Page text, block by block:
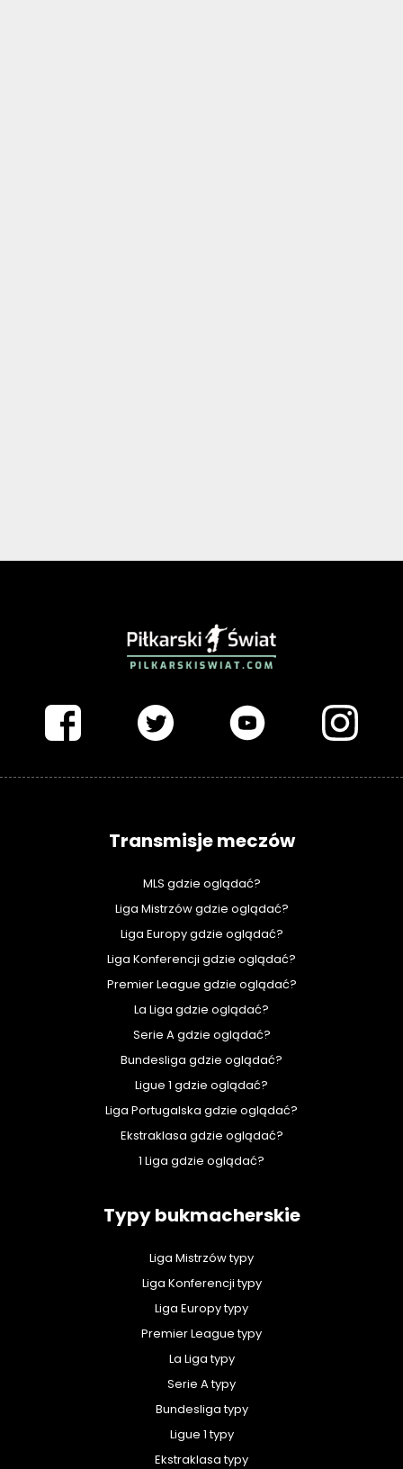
Transmisje meczów
MLS gdzie oglądać?
Liga Mistrzów gdzie oglądać?
Liga Europy gdzie oglądać?
Liga Konferencji gdzie oglądać?
Premier League gdzie oglądać?
La Liga gdzie oglądać?
Serie A gdzie oglądać?
Bundesliga gdzie oglądać?
Ligue 1 gdzie oglądać?
Liga Portugalska gdzie oglądać?
Ekstraklasa gdzie oglądać?
1 Liga gdzie oglądać?
Typy bukmacherskie
Liga Mistrzów typy
Liga Konferencji typy
Liga Europy typy
Premier League typy
La Liga typy
Serie A typy
Bundesliga typy
Ligue 1 typy
Ekstraklasa typy